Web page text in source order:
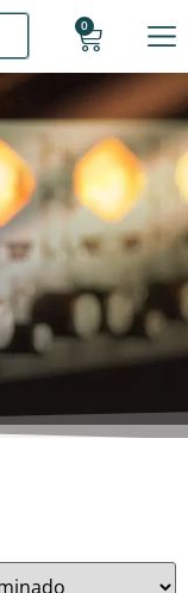
0